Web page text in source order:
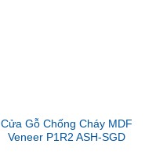
Cửa Gỗ Chống Cháy MDF
Veneer P1R2 ASH-SGD